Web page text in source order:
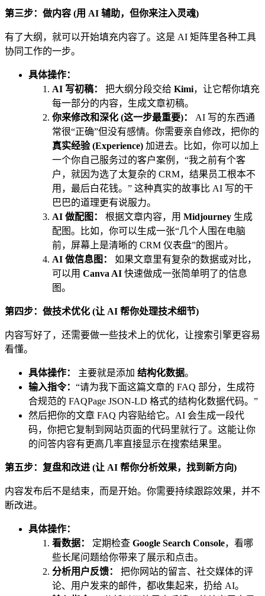
第三步：做内容 (用 AI 辅助，但你来注入灵魂)
有了大纲，就可以开始填充内容了。这是 AI 矩阵里各种工具
协同工作的一步。
具体操作：
AI 写初稿：
把大纲分段交给 Kimi，让它帮你填充
每一部分的内容，生成文章初稿。
你来修改和深化 (这一步最重要)：
AI 写的东西通
常很“正确”但没有感情。你需要亲自修改，把你的
真实经验 (Experience) 加进去。比如，你可以加上
一个你自己服务过的客户案例，“我之前有个客
户，就因为选了太复杂的 CRM，结果员工根本不
用，最后白花钱。” 这种真实的故事比 AI 写的干
巴巴的道理更有说服力。
AI 做配图：
根据文章内容，用 Midjourney 生成
配图。比如，你可以生成一张“几个人围在电脑
前，屏幕上是清晰的 CRM 仪表盘”的图片。
AI 做信息图：
如果文章里有复杂的数据或对比，
可以用 Canva AI 快速做成一张简单明了的信息
图。
第四步：做技术优化 (让 AI 帮你处理技术细节)
内容写好了，还需要做一些技术上的优化，让搜索引擎更容易
看懂。
具体操作： 主要就是添加 结构化数据。
输入指令： “请为我下面这篇文章的 FAQ 部分，生成符
合规范的 FAQPage JSON-LD 格式的结构化数据代码。”
然后把你的文章 FAQ 内容贴给它。AI 会生成一段代
码，你把它复制到网站页面的代码里就行了。这能让你
的问答内容有更高几率直接显示在搜索结果里。
第五步：复盘和改进 (让 AI 帮你分析效果，找到新方向)
内容发布后不是结束，而是开始。你需要持续跟踪效果，并不
断改进。
具体操作：
看数据：
定期检查 Google Search Console，看哪
些长尾问题给你带来了展示和点击。
分析用户反馈：
把你网站的留言、社交媒体的评
论、用户发来的邮件，都收集起来，扔给 AI。